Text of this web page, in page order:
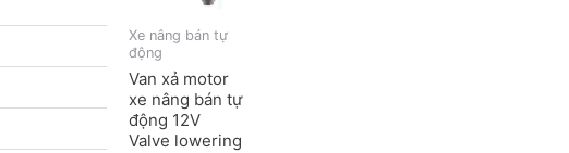
Xe nâng bán tự
động
Van xả motor
xe nâng bán tự
động 12V
Valve lowering